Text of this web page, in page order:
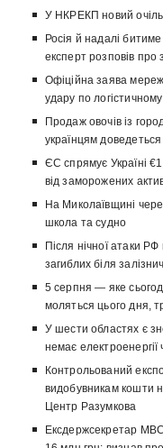
У НКРЕКП новий
Росія й надалі
експерт розповів про
Офіційна заява
удару по
Продаж овочів із
українцям
ЄС спрямує Україні
від заморожених
На Миколаївщині
школа та судно
Після нічної атаки
загиблих біля
5 серпня — яке
моляться цього дня,
У шести областях є
немає
Контрольований
видобувникам кошти
Центр Разумкова
Ексдержсекретар